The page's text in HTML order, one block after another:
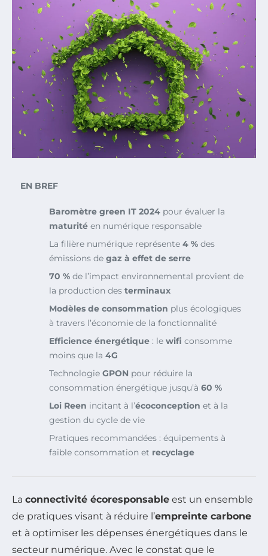
EN BREF
Baromètre green IT 2024 pour évaluer la
maturité en numérique responsable
La filière numérique représente 4 % des
émissions de gaz à effet de serre
70 % de l’impact environnemental provient de
la production des terminaux
Modèles de consommation plus écologiques
à travers l’économie de la fonctionnalité
Efficience énergétique : le wifi consomme
moins que la 4G
Technologie GPON pour réduire la
consommation énergétique jusqu’à 60 %
Loi Reen incitant à l’écoconception et à la
gestion du cycle de vie
Pratiques recommandées : équipements à
faible consommation et recyclage
La connectivité écoresponsable est un ensemble
de pratiques visant à réduire l’empreinte carbone
et à optimiser les dépenses énergétiques dans le
secteur numérique. Avec le constat que le